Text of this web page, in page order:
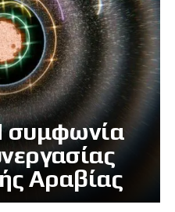
συμφωνία
Αραβίας